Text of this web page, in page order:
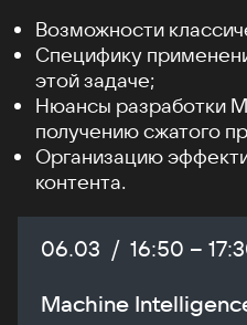
Возможности
Специфику
этой задаче;
Нюансы разработки
получению сжатого
Организацию
контента.
Дата:
06.03 / Начало:
16:50 –
Machine